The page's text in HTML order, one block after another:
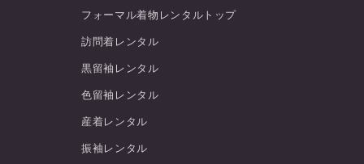
フォーマル着物レンタルトップ
訪問着レンタル
黒留袖レンタル
色留袖レンタル
産着レンタル
振袖レンタル